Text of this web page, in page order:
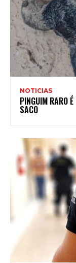
NOTICIAS
PINGUIM RARO
SACO